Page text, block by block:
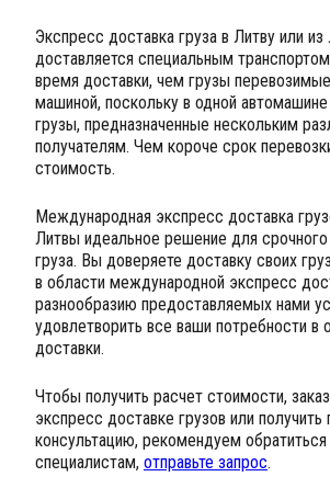
Экспресс доставка груза в Литву или
доставляется специальным
время доставки, чем грузы
машиной, поскольку в одной
грузы, предназначенные нескольким
получателям. Чем короче срок
стоимость.
Международная экспресс доставка
Литвы идеальное решение для срочного
груза. Вы доверяете доставку своих
в области международной экспресс
разнообразию предоставляемых нами
удовлетворить все ваши потребности в
доставки.
Чтобы получить расчет стоимости,
экспресс доставке грузов или
консультацию, рекомендуем
специалистам, отправьте запрос.